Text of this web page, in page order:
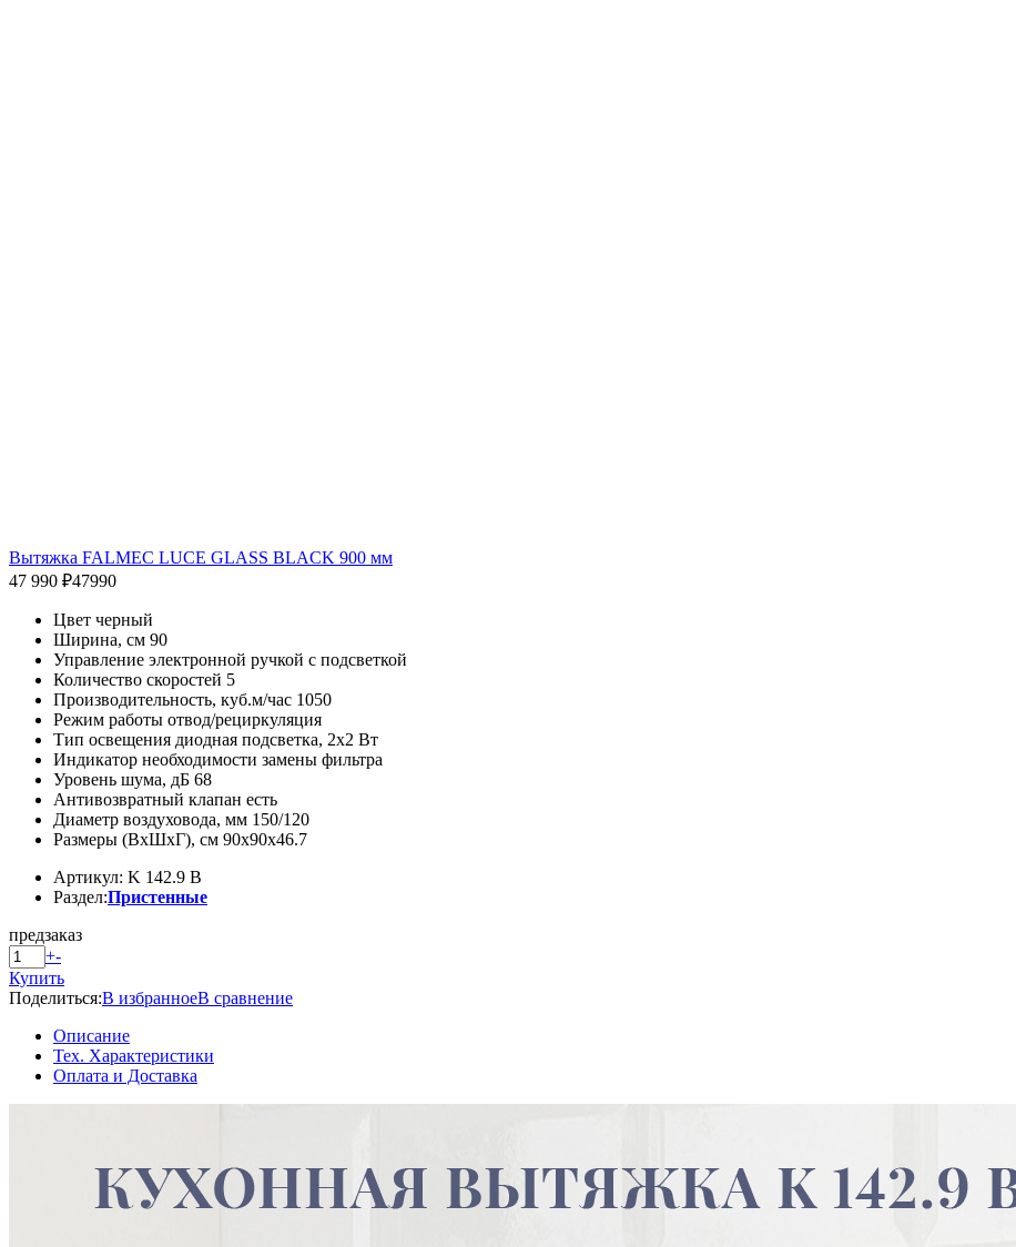
Вытяжка FALMEC LUCE GLASS BLACK 900 мм
47 990 ₽47990
Цвет черный
Ширина, см 90
Управление электронной ручкой с подсветкой
Количество скоростей 5
Производительность, куб.м/час 1050
Режим работы отвод/рециркуляция
Тип освещения диодная подсветка, 2х2 Вт
Индикатор необходимости замены фильтра
Уровень шума, дБ 68
Антивозвратный клапан есть
Диаметр воздуховода, мм 150/120
Размеры (ВхШхГ), см 90х90х46.7
Артикул: K 142.9 B
Раздел:Пристенные
предзаказ
+-
Купить
Поделиться:В избранноеВ сравнение
Описание
Тех. Характеристики
Оплата и Доставка